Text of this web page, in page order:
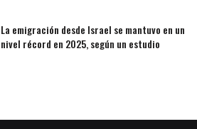
La emigración desde Israel se mantuvo en un
nivel récord en 2025, según un estudio